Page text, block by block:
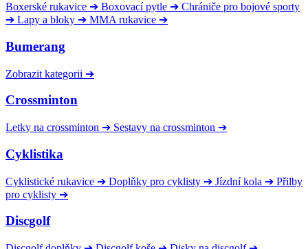
Boxerské rukavice ➔ Boxovací pytle ➔ Chrániče pro bojové sporty
➔ Lapy a bloky ➔ MMA rukavice ➔
Bumerang
Zobrazit kategorii ➔
Crossminton
Letky na crossminton ➔ Sestavy na crossminton ➔
Cyklistika
Cyklistické rukavice ➔ Doplňky pro cyklisty ➔ Jízdní kola ➔ Přilby
pro cyklisty ➔
Discgolf